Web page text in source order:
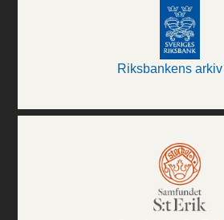
Riksbankens arkiv